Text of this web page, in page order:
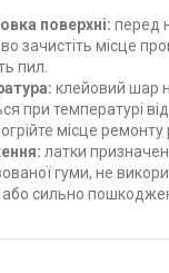
поверхні: перед
зачистіть місце
пил.
клейовий шар
при температурі
місце ремонту
латки
гуми, не
сильно